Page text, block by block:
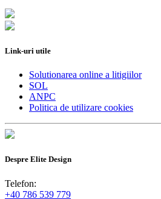
Link-uri utile
Solutionarea online a litigiilor
SOL
ANPC
Politica de utilizare cookies
Despre Elite Design
Telefon:
+40 786 539 779